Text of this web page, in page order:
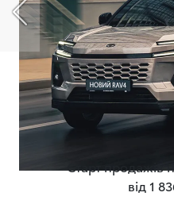
Старт продажів
від 1
Попередній слайд